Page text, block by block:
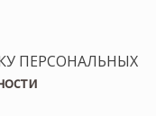
ПЕРСОНАЛЬНЫХ